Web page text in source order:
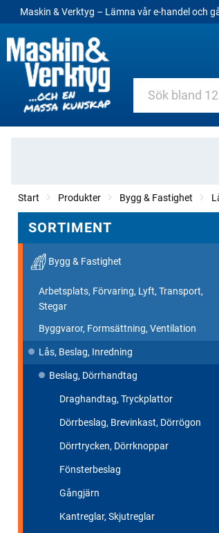
Maskin & Verktyg – Lämna vår e-handel och
Start Produkter Bygg & Fastighet
SORTIMENT
Bygg & Fastighet
Arbetsplats, Förvaring, Lyft, Transport,
Stegar
Byggvaror, Formsättning, Ventilation
Lås, Beslag, Inredning
Beslag, Dörrhandtag
Draghandtag, Tryckplattor
Dörrbeslag, Brevinkast, Dörrögon
Dörrtrycken, Dörrknoppar
Fönsterbeslag
Gångjärn
Kantreglar, Skjutreglar